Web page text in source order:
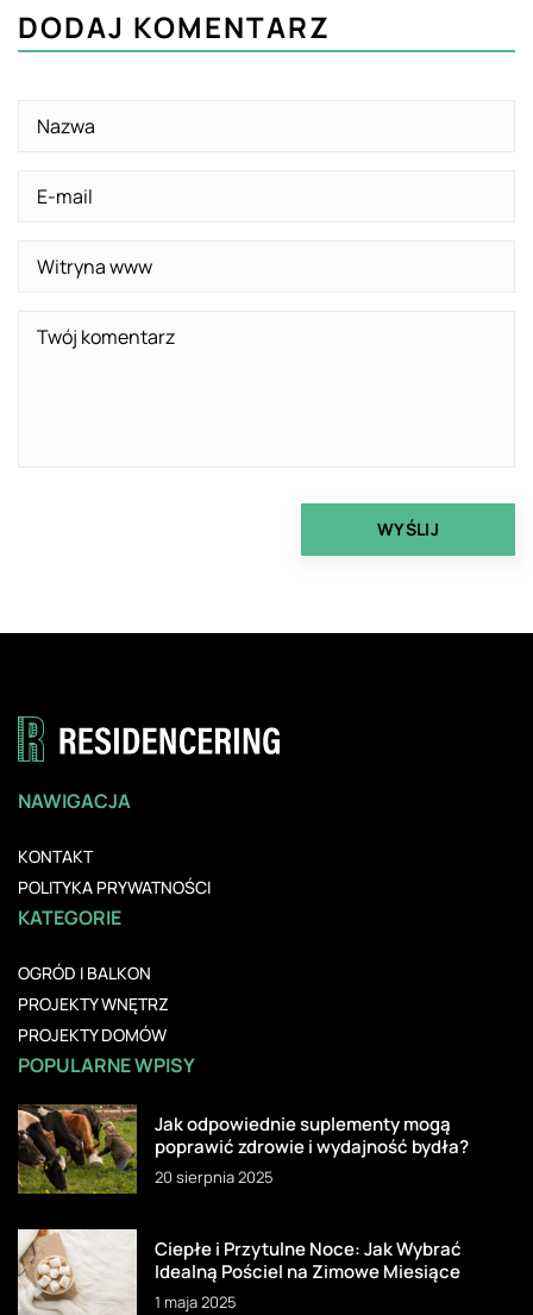
DODAJ KOMENTARZ
NAWIGACJA
KONTAKT
POLITYKA PRYWATNOŚCI
KATEGORIE
OGRÓD I BALKON
PROJEKTY WNĘTRZ
PROJEKTY DOMÓW
POPULARNE WPISY
Jak odpowiednie suplementy mogą
poprawić zdrowie i wydajność bydła?
20 sierpnia 2025
Ciepłe i Przytulne Noce: Jak Wybrać
Idealną Pościel na Zimowe Miesiące
1 maja 2025